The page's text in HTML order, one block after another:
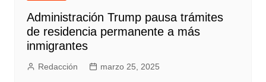
Administración Trump pausa trámites
de residencia permanente a más
inmigrantes
Redacción marzo 25, 2025